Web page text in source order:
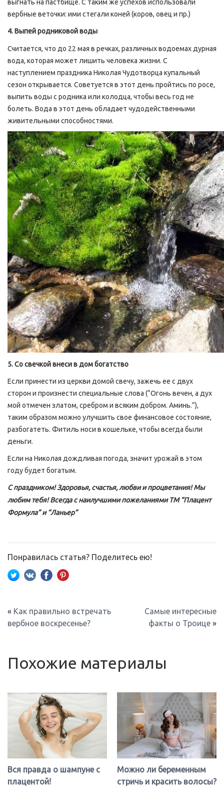
выгнать на пастбище. С таким же успехов использовали
вербные веточки: ими стегали коней (коров, овец и пр.)
4. Выпей родниковой воды
Считается, что до 22 мая в речках, различных водоемах дурная
вода, которая может лишить человека жизни. С
наступлением праздника Николая Чудотворца купальный
сезон открывается. Советуется в этот день пройтись по росе,
выпить воды с родника или колодца, чтобы весь год не
болеть. Вода в этот день обладает чудодейственными
живительными способностями.
5. Со свечкой внеси в дом богатство
Если принести из церкви домой свечу, зажечь ее с двух
сторон и произнести специальные слова (“Огонь вечен, а дух
мой отмечен златом, сребром и всяким добром. Аминь.”),
таким образом можно улучшить свое финансовое состояние,
разбогатеть. Фитиль носи в кошельке, чтобы всегда были
деньги.
Если на Николая дождливая погода, значит урожай в этом
году будет богатым.
С праздником! Здоровья, счастья, любви и процветания! Мы
любим тебя! Всегда с наилучшими пожеланиями ТМ “Плацент
Формула” и “Ланьер”
Понравилась статья? Поделитесь ею!
« Как правильно встречать
вербное воскресенье?
Самые интересные
факты о Троице »
Похожие материалы
Можно ли беременным
стричь и красить волосы?
6 советов, как сделать
волосы густыми и